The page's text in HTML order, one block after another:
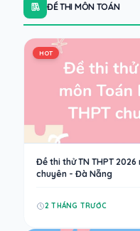
ĐỀ THI MÔN TOÁN
HOT
Đề thi thử TN THPT
chuyên - Đà Nẵng
2 THÁNG TRƯỚC